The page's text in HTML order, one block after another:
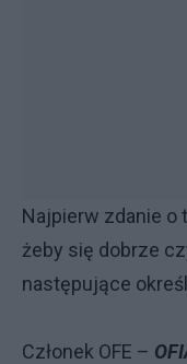
Najpierw zdanie o
żeby się dobrze
następujące
Członek OFE –